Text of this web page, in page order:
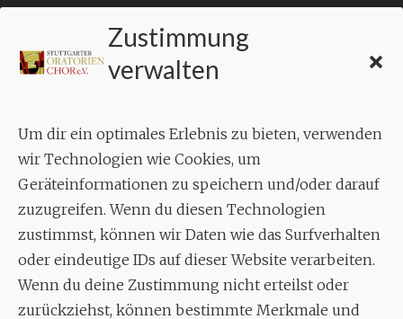
Zustimmung
verwalten
Um dir ein optimales Erlebnis zu bieten, verwenden
wir Technologien wie Cookies, um
Geräteinformationen zu speichern und/oder darauf
zuzugreifen. Wenn du diesen Technologien
zustimmst, können wir Daten wie das Surfverhalten
oder eindeutige IDs auf dieser Website verarbeiten.
Wenn du deine Zustimmung nicht erteilst oder
zurückziehst, können bestimmte Merkmale und
KONTAKT
Geschäftsstelle:
Aixheimer Str. 18
70619 Stuttgart
MUSIK
Musikalischer Leiter:
Enrico Trummer
Tel.+49 (0)177 / 34 23 57 1